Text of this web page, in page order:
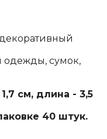
одежды, сумок,
см, длина - 3,5
40 штук.